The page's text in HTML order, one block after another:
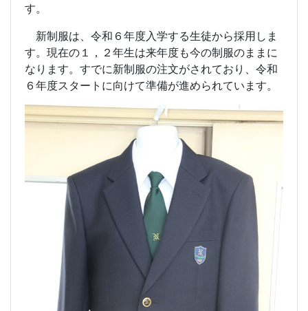
す。
新制服は、令和６年度入学する生徒から採用しま
す。現在の１，２年生は来年度も今の制服のままに
なります。すでに新制服の注文がされており、令和
６年度スタートに向けて準備が進められています。